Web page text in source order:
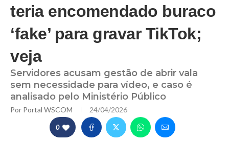
teria encomendado buraco
‘fake’ para gravar TikTok;
veja
Servidores acusam gestão de abrir vala
sem necessidade para vídeo, e caso é
analisado pelo Ministério Público
Por Portal WSCOM 24/04/2026
0